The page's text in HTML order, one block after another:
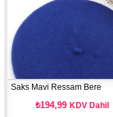
Saks Mavi Ressam Bere
₺194,99KDV Dahil